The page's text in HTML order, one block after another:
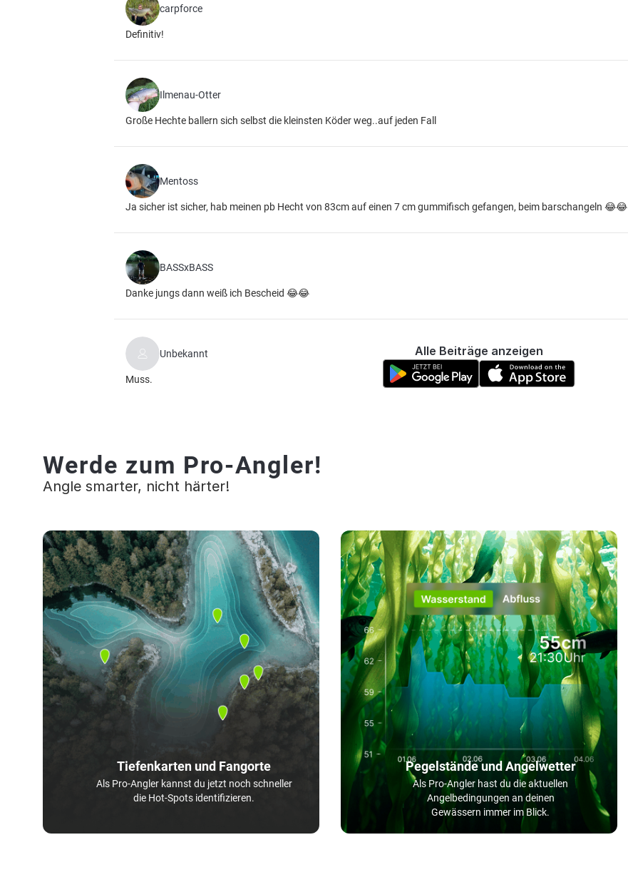
carpforce
Definitiv!
Ilmenau-Otter
Große Hechte ballern sich selbst die kleinsten Köder weg..auf jeden Fall
Mentoss
Ja sicher ist sicher, hab meinen pb Hecht von 83cm auf einen 7 cm gummifisch gefangen, beim barschangeln 😂😂
BASSxBASS
Danke jungs dann weiß ich Bescheid 😂😂
Unbekannt
Muss.
Alle Beiträge anzeigen
Werde zum Pro-Angler!
Angle smarter, nicht härter!
Tiefenkarten und Fangorte
Als Pro-Angler kannst du jetzt noch schneller
die Hot-Spots identifizieren.
Pegelstände und Angelwetter
Als Pro-Angler hast du die aktuellen
Angelbedingungen an deinen
Gewässern immer im Blick.